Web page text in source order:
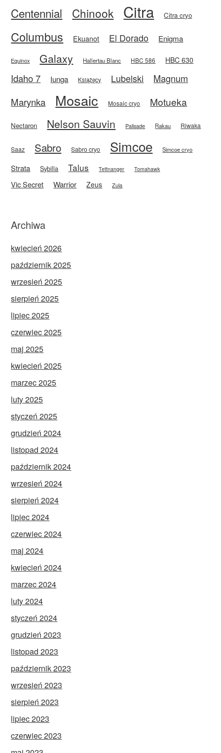
Centennial Chinook Citra Citra cryo
Columbus Ekuanot El Dorado Enigma
Equinox Galaxy Hallertau Blanc HBC 586 HBC 630
Idaho 7 Iunga Książęcy Lubelski
Magnum
Marynka
Mosaic Mosaic cryo Motueka
Nectaron Nelson Sauvin Palisade Rakau Riwaka
Saaz Sabro Sabro cryo Simcoe Simcoe cryo
Strata Sybilla Talus Tettnanger Tomahawk
Vic Secret Warrior Zeus Zula
Archiwa
kwiecień 2026
październik 2025
wrzesień 2025
sierpień 2025
lipiec 2025
czerwiec 2025
maj 2025
kwiecień 2025
marzec 2025
luty 2025
styczeń 2025
grudzień 2024
listopad 2024
październik 2024
wrzesień 2024
sierpień 2024
lipiec 2024
czerwiec 2024
maj 2024
kwiecień 2024
marzec 2024
luty 2024
styczeń 2024
grudzień 2023
listopad 2023
październik 2023
wrzesień 2023
sierpień 2023
lipiec 2023
czerwiec 2023